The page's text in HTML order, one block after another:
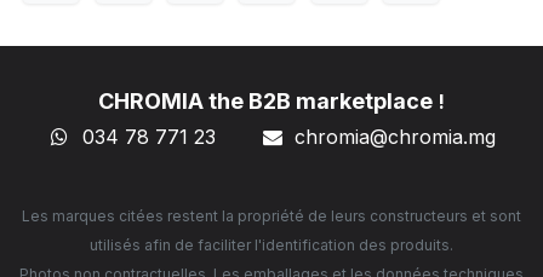
CHROMIA the B2B marketplace !
034 78 771 23
chromia@chromia.mg
Les marques citées restent la propriété de leurs constructeurs et sont
utilisés afin de faciliter l'identification des produits.